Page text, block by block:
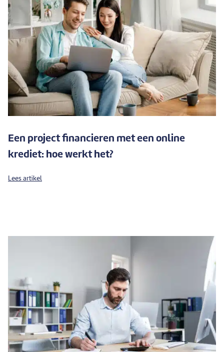
Een project financieren met een online
krediet: hoe werkt het?
Lees artikel